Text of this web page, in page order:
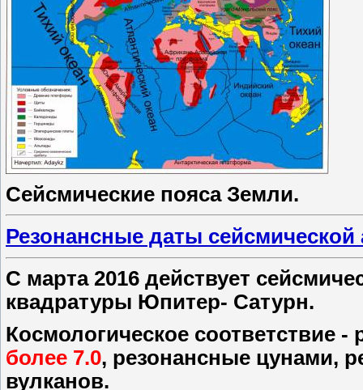
Сейсмические пояса Земли.
Резонансные даты сейсмической
С марта 2016 действует
квадратуры Юпитер- Сатурн.
Космологическое соответствие
более 7.0, резонансные цунами,
вулканов.